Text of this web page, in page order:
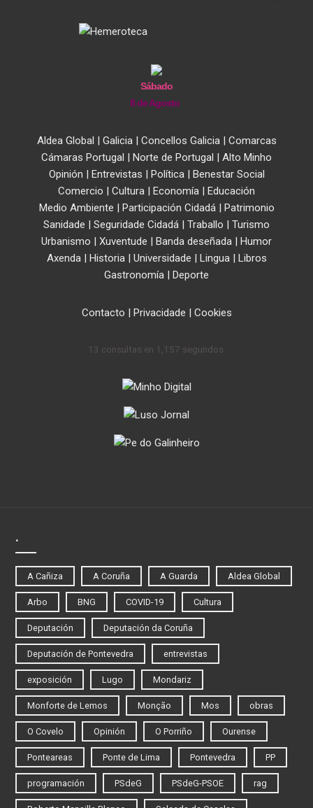
Sábado
8 de Agosto
Aldea Global | Galicia| Concellos Galicia| Comarcas
Cámaras Portugal | Norte de Portugal | Alto Minho
Opinión | Entrevistas | Política| Benestar Social
Comercio | Cultura | Economía | Educación
Medio Ambiente | Participación Cidadá| Patrimonio
Sanidade | Seguridade Cidadá | Traballo | Turismo
Urbanismo | Xuventude | Banda deseñada | Humor
Axenda| Historia| Universidade | Lingua| Libros
Gastronomía | Deporte
Contacto | Privacidade | Cookies
13 consultas en 1,157 segundos.
.
A Cañiza A Coruña A Guarda Aldea Global
Arbo BNG COVID-19 Cultura
Deputación Deputación da Coruña
Deputación de Pontevedra entrevistas
exposición Lugo Mondariz
Monforte de Lemos Monção Mos obras
O Covelo Opinión O Porriño Ourense
Ponteareas Ponte de Lima Pontevedra PP
programación PSdeG PSdeG-PSOE rag